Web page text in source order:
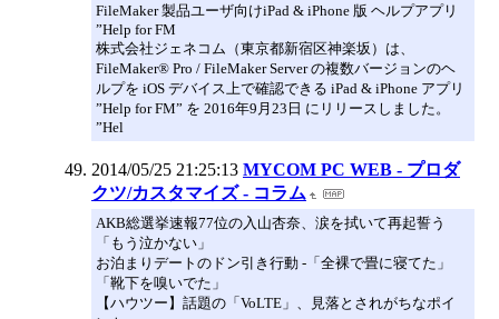
FileMaker 製品ユーザ向けiPad & iPhone 版 ヘルプアプリ
”Help for FM
株式会社ジェネコム（東京都新宿区神楽坂）は、
FileMaker® Pro / FileMaker Server の複数バージョンのヘ
ルプを iOS デバイス上で確認できる iPad & iPhone アプリ
”Help for FM” を 2016年9月23日 にリリースしました。
”Hel
2014/05/25 21:25:13 MYCOM PC WEB - プロダ
クツ/カスタマイズ - コラム
AKB総選挙速報77位の入山杏奈、涙を拭いて再起誓う
「もう泣かない」
お泊まりデートのドン引き行動 -「全裸で畳に寝てた」
「靴下を嗅いでた」
【ハウツー】話題の「VoLTE」、見落とされがちなポイ